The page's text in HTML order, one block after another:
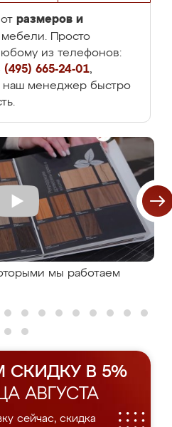
размеров и
Просто
из телефонов:
(495) 665-24-01,
наш менеджер быстро
мы работаем
СКИДКУ В 5%
АВГУСТА
сейчас, скидка